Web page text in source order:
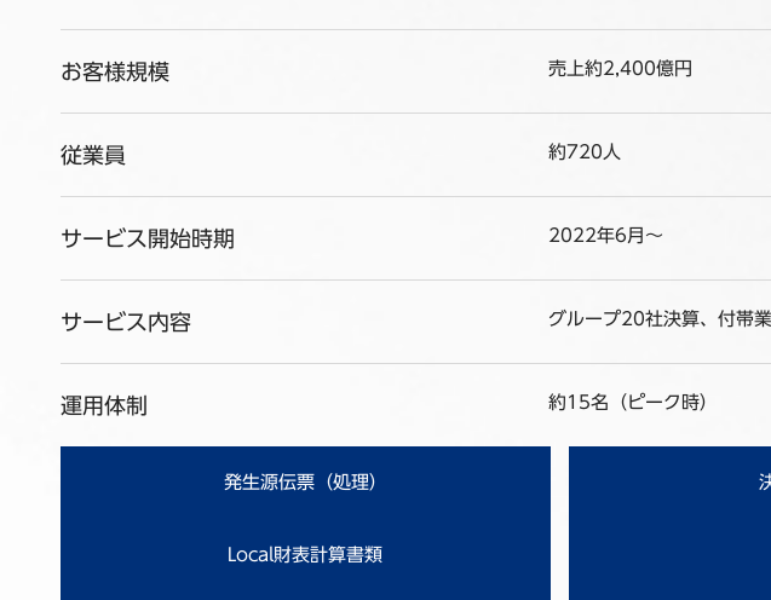
お客様規模 売上約2,400億円
従業員 約720人
サービス開始時期 2022年6月～
サービス内容 グループ20社決算、付帯
運用体制 約15名（ピーク時）
発生源伝票（処理）
Local財表計算書類